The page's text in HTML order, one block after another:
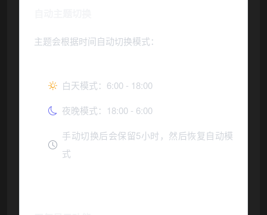
主题会根据时间自动切换模式：
白天模式：6:00 - 18:00
夜晚模式：18:00 - 6:00
手动切换后会保留5小时，然后恢复自动模
式